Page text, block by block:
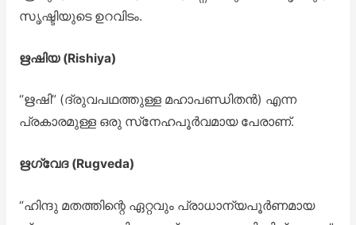
സൃഷ്ടിയുടെ ഉറവിടം.
ഋഷിയ (Rishiya)
“ഋഷി” (ദ്രുവപഥത്തുള്ള മഹാപണ്ഡിതൻ) എന്ന
പ്രകാരമുള്ള ഒരു സ്‌നേഹപൂർവമായ പേരാണ്.
ഋഗ്വേദ (Rugveda)
“ഹിന്ദു മതത്തിന്റെ ഏറ്റവും പ്രാധാന്യപൂർണമായ